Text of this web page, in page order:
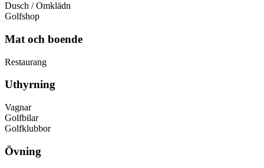
Dusch / Omklädn
Golfshop
Mat och boende
Restaurang
Uthyrning
Vagnar
Golfbilar
Golfklubbor
Övning